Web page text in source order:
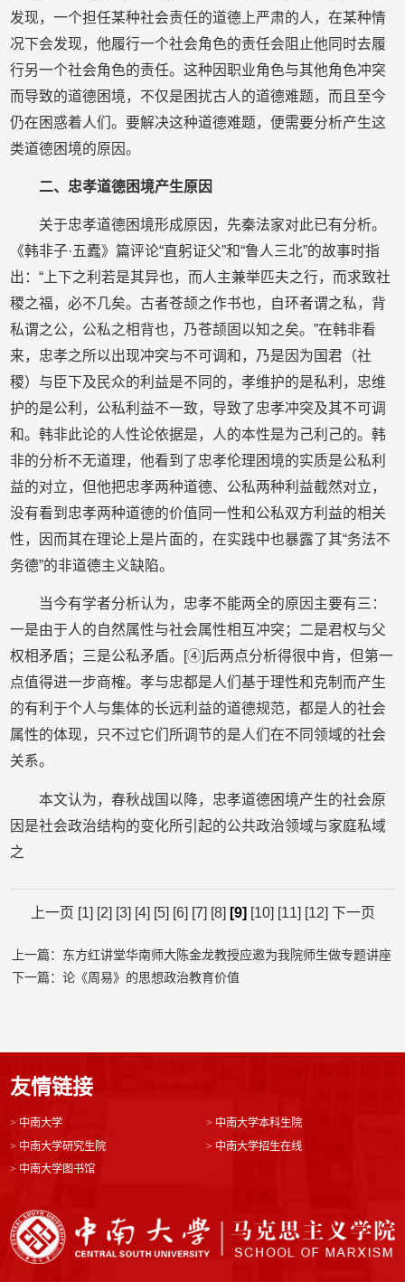
发现，一个担任某种社会责任的道德上严肃的人，在某种情
况下会发现，他履行一个社会角色的责任会阻止他同时去履
行另一个社会角色的责任。这种因职业角色与其他角色冲突
而导致的道德困境，不仅是困扰古人的道德难题，而且至今
仍在困惑着人们。要解决这种道德难题，便需要分析产生这
类道德困境的原因。
二、忠孝道德困境产生原因
关于忠孝道德困境形成原因，先秦法家对此已有分析。
《韩非子·五蠹》篇评论“直躬证父”和“鲁人三北”的故事时指
出：“上下之利若是其异也，而人主兼举匹夫之行，而求致社
稷之福，必不几矣。古者苍颉之作书也，自环者谓之私，背
私谓之公，公私之相背也，乃苍颉固以知之矣。”在韩非看
来，忠孝之所以出现冲突与不可调和，乃是因为国君（社
稷）与臣下及民众的利益是不同的，孝维护的是私利，忠维
护的是公利，公私利益不一致，导致了忠孝冲突及其不可调
和。韩非此论的人性论依据是，人的本性是为己利己的。韩
非的分析不无道理，他看到了忠孝伦理困境的实质是公私利
益的对立，但他把忠孝两种道德、公私两种利益截然对立，
没有看到忠孝两种道德的价值同一性和公私双方利益的相关
性，因而其在理论上是片面的，在实践中也暴露了其“务法不
务德”的非道德主义缺陷。
当今有学者分析认为，忠孝不能两全的原因主要有三：
一是由于人的自然属性与社会属性相互冲突；二是君权与父
权相矛盾；三是公私矛盾。[④]后两点分析得很中肯，但第一
点值得进一步商榷。孝与忠都是人们基于理性和克制而产生
的有利于个人与集体的长远利益的道德规范，都是人的社会
属性的体现，只不过它们所调节的是人们在不同领域的社会
关系。
本文认为，春秋战国以降，忠孝道德困境产生的社会原
因是社会政治结构的变化所引起的公共政治领域与家庭私域
之
上一页 [1] [2] [3] [4] [5] [6] [7] [8] [9] [10] [11] [12] 下一页
上一篇：东方红讲堂华南师大陈金龙教授应邀为我院师生做专题讲座
下一篇：论《周易》的思想政治教育价值
友情链接
> 中南大学 > 中南大学本科生院
> 中南大学研究生院 > 中南大学招生在线
> 中南大学图书馆